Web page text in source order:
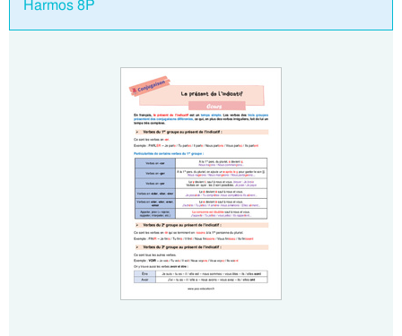
Harmos 8P